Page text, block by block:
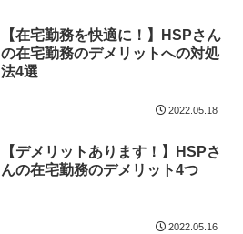
【在宅勤務を快適に！】HSPさん
の在宅勤務のデメリットへの対処
法4選
2022.05.18
【デメリットあります！】HSPさ
んの在宅勤務のデメリット4つ
2022.05.16